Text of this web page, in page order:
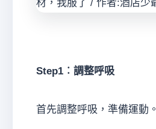
Step1︰調整呼吸
首先調整呼吸，準備運動。